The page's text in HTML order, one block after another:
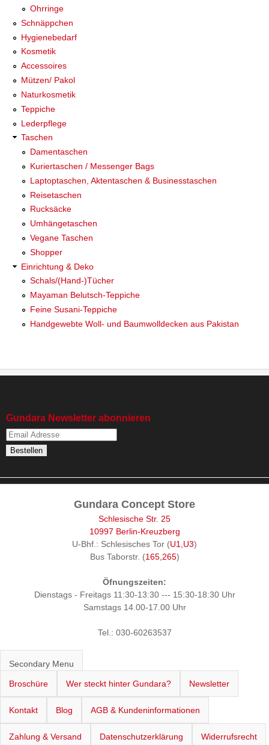
Ohrringe
Schnäppchen
Hygienebedarf
Kosmetik
Accessoires
Mützen/ Pakol
Naturkosmetik
Teppiche
Lederpflege
Taschen
Damentaschen
Kuriertaschen / Messenger Bags
Laptoptaschen, Aktentaschen & Businesstaschen
Reisetaschen
Rucksäcke
Umhängetaschen
Vegane Taschen
Shopper
Einrichtung & Deko
Schals/(Hand-)Tücher
Mayaman Belutsch-Teppiche
Feine Susani-Teppiche
Handgewebte Woll- und Baumwolldecken aus Pakistan
Gundara Newsletter abonnieren
Gundara Concept Store
Schlesische Str. 25
10997 Berlin-Kreuzberg
U-Bhf.: Schlesisches Tor (U1,U3)
Bus Taborstr. (165,265)
Öfnungszeiten:
Dienstags - Freitags 11:30-13:30 --- 15:30-18:30 Uhr
Samstags 14.00-17.00 Uhr
Tel.: 030-60263537
Secondary Menu
Broschüre Wer steckt hinter Gundara? Newsletter
Kontakt Blog AGB & Kundeninformationen
Zahlung & Versand Datenschutzerklärung Widerrufsrecht